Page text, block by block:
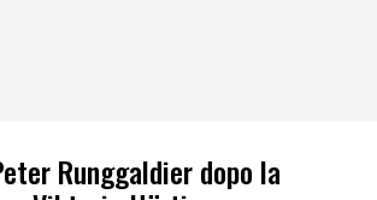
Runggaldier dopo la